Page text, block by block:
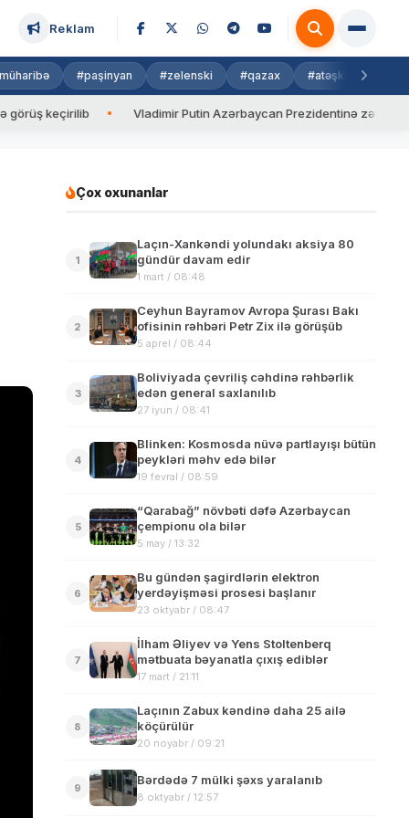
Reklam
#paşinyan #zelenski #qazax #atəşkəs
keçirilib Vladimir Putin Azərbaycan Prezidentinə zəng edib
Çox oxunanlar
1
Laçın-Xankəndi yolundakı aksiya 80
gündür davam edir
1 mart / 08:48
2
Ceyhun Bayramov Avropa Şurası Bakı
ofisinin rəhbəri Petr Zix ilə görüşüb
5 aprel / 08:44
3
Boliviyada çevriliş cəhdinə rəhbərlik
edən general saxlanılıb
27 iyun / 08:41
4
Blinken: Kosmosda nüvə partlayışı bütün
peykləri məhv edə bilər
19 fevral / 08:59
5
“Qarabağ” növbəti dəfə Azərbaycan
çempionu ola bilər
5 may / 13:32
6
Bu gündən şagirdlərin elektron
yerdəyişməsi prosesi başlanır
23 oktyabr / 08:47
7
İlham Əliyev və Yens Stoltenberq
mətbuata bəyanatla çıxış ediblər
17 mart / 21:11
8
Laçının Zabux kəndinə daha 25 ailə
köçürülür
20 noyabr / 09:21
9
Bərdədə 7 mülki şəxs yaralanıb
8 oktyabr / 12:57